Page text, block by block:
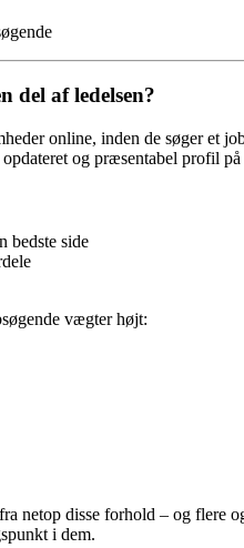
del af ledelsen?
online, inden de søger et
og præsentabel profil på
bedste side
vægter højt:
netop disse forhold – og flere
i dem.